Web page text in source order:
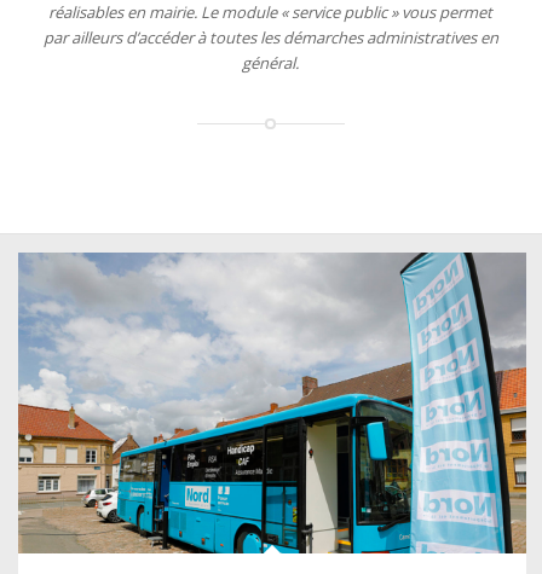
réalisables en mairie. Le module « service public » vous permet
par ailleurs d’accéder à toutes les démarches administratives en
général.